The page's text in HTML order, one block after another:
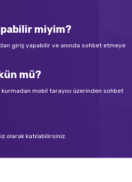
miyim?
giriş yapabilir ve anında sohbet etmeye
mü?
mobil tarayıcı üzerinden sohbet
olarak katılabilirsiniz.